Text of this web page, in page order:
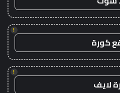
!
كورة
!
لايف